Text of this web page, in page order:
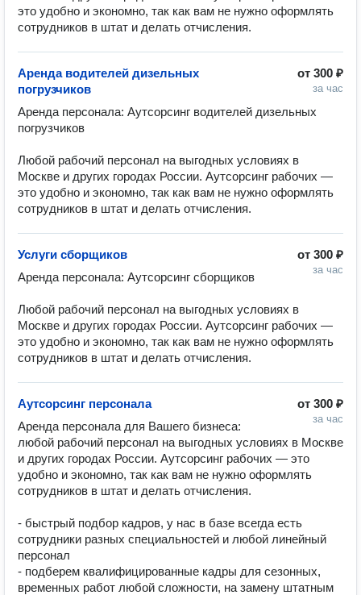
это удобно и экономно, так как вам не нужно оформлять
сотрудников в штат и делать отчисления.
от 300 ₽
за час
Аренда водителей дизельных
погрузчиков
Аренда персонала: Аутсорсинг водителей дизельных
погрузчиков
Любой рабочий персонал на выгодных условиях в
Москве и других городах России. Аутсорсинг рабочих —
это удобно и экономно, так как вам не нужно оформлять
сотрудников в штат и делать отчисления.
от 300 ₽
за час
Услуги сборщиков
Аренда персонала: Аутсорсинг сборщиков
Любой рабочий персонал на выгодных условиях в
Москве и других городах России. Аутсорсинг рабочих —
это удобно и экономно, так как вам не нужно оформлять
сотрудников в штат и делать отчисления.
от 300 ₽
за час
Аутсорсинг персонала
Аренда персонала для Вашего бизнеса:
любой рабочий персонал на выгодных условиях в Москве
и других городах России. Аутсорсинг рабочих — это
удобно и экономно, так как вам не нужно оформлять
сотрудников в штат и делать отчисления.
- быстрый подбор кадров, у нас в базе всегда есть
сотрудники разных специальностей и любой линейный
персонал
- подберем квалифицированные кадры для сезонных,
временных работ любой сложности, на замену штатным